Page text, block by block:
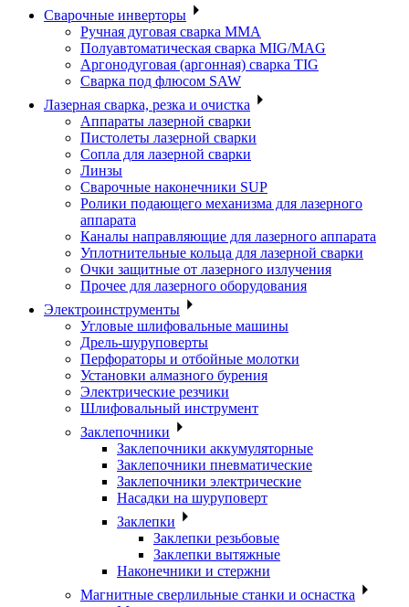
Сварочные инверторы
Ручная дуговая сварка MMA
Полуавтоматическая сварка MIG/MAG
Аргонодуговая (аргонная) сварка TIG
Сварка под флюсом SAW
Лазерная сварка, резка и очистка
Аппараты лазерной сварки
Пистолеты лазерной сварки
Сопла для лазерной сварки
Линзы
Сварочные наконечники SUP
Ролики подающего механизма для лазерного
аппарата
Каналы направляющие для лазерного аппарата
Уплотнительные кольца для лазерной сварки
Очки защитные от лазерного излучения
Прочее для лазерного оборудования
Электроинструменты
Угловые шлифовальные машины
Дрель-шуруповерты
Перфораторы и отбойные молотки
Установки алмазного бурения
Электрические резчики
Шлифовальный инструмент
Заклепочники
Заклепочники аккумуляторные
Заклепочники пневматические
Заклепочники электрические
Насадки на шуруповерт
Заклепки
Заклепки резьбовые
Заклепки вытяжные
Наконечники и стержни
Магнитные сверлильные станки и оснастка